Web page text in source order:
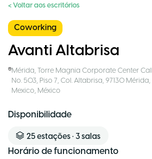
< Voltar aos escritórios
Coworking
Avanti Altabrisa
Mérida, Torre Magnia Corporate Center
No. 503, Piso 7, Col. Altabrisa, 97130 Mérida,
Mexico, México
Disponibilidade
25estações • 3salas
Horário de funcionamento